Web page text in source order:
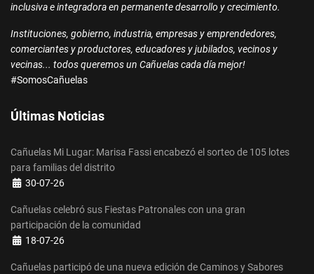
inclusiva e integradora en permanente desarrollo y crecimiento.
Instituciones, gobierno, industria, empresas y emprendedores,
comerciantes y productores, educadores y jubilados, vecinos y
vecinas... todos queremos un Cañuelas cada día mejor!
#SomosCañuelas
Últimas Noticias
Cañuelas Mi Lugar: Marisa Fassi encabezó el sorteo de 105 lotes
para familias del distrito
Detalles
30-07-26
Cañuelas celebró sus Fiestas Patronales con una gran
participación de la comunidad
Detalles
18-07-26
Cañuelas participó de una nueva edición de Caminos y Sabores